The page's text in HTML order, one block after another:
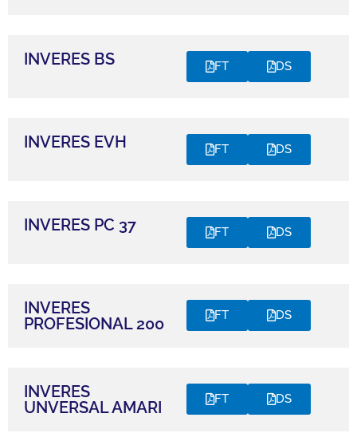
INVERES BS FT DS
INVERES EVH FT DS
INVERES PC 37 FT DS
INVERES
PROFESIONAL 200
FT DS
INVERES
UNVERSAL AMARI
FT DS